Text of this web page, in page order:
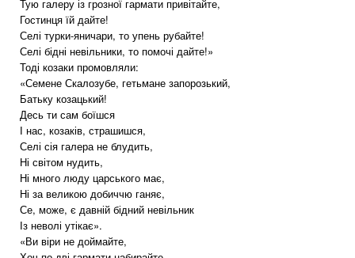
Тую галеру із грозної гармати привітайте,
Гостинця їй дайте!
Селі турки-яничари, то упень рубайте!
Селі бідні невільники, то помочі дайте!»
Тоді козаки промовляли:
«Семене Скалозубе, гетьмане запорозький,
Батьку козацький!
Десь ти сам боїшся
І нас, козаків, страшишся,
Селі сія галера не блудить,
Ні світом нудить,
Ні много люду царського має,
Ні за великою добиччю ганяє,
Се, може, є давній бідний невільник
Із неволі утікає».
«Ви віри не доймайте,